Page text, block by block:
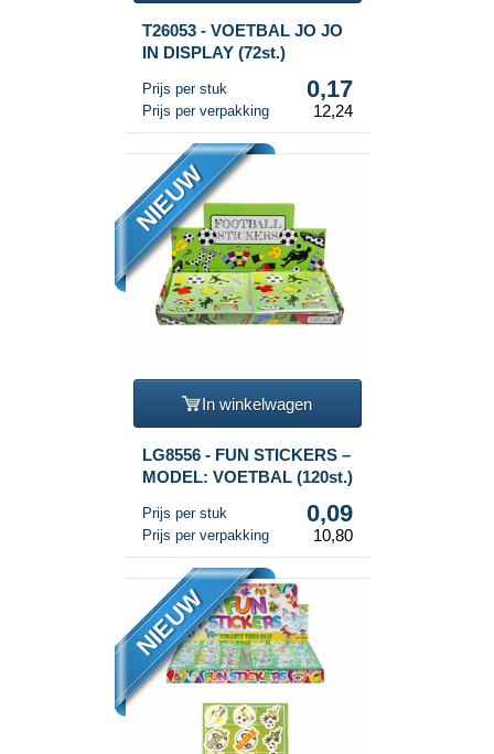
T26053 - VOETBAL JO JO
IN DISPLAY (72st.)
Prijs per stuk 0,17
Prijs per verpakking 12,24
NIEUW
In winkelwagen
LG8556 - FUN STICKERS –
MODEL: VOETBAL (120st.)
Prijs per stuk 0,09
Prijs per verpakking 10,80
NIEUW